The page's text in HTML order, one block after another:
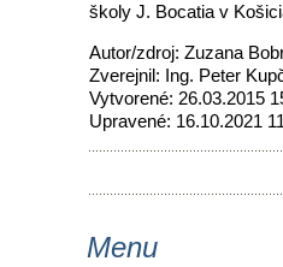
školy J. Bocatia v
Autor/zdroj: Zuzana
Zverejnil: Ing. Peter
Vytvorené: 26.03.2015
Upravené: 16.10.2021
Menu